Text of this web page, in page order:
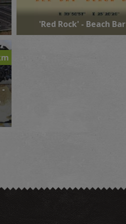
Νεκροταφείο
ΙΣΤΟΡΙΑΣ
'Red Rock' - Beach Bar
-